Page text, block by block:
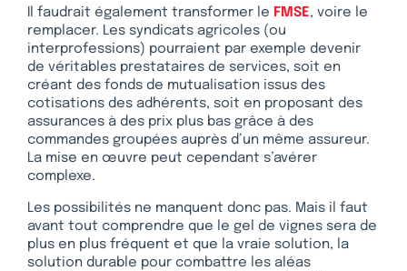
Il faudrait également transformer le FMSE, voire le
remplacer. Les syndicats agricoles (ou
interprofessions) pourraient par exemple devenir
de véritables prestataires de services, soit en
créant des fonds de mutualisation issus des
cotisations des adhérents, soit en proposant des
assurances à des prix plus bas grâce à des
commandes groupées auprès d’un même assureur.
La mise en œuvre peut cependant s’avérer
complexe.
Les possibilités ne manquent donc pas. Mais il faut
avant tout comprendre que le gel de vignes sera de
plus en plus fréquent et que la vraie solution, la
solution durable pour combattre les aléas